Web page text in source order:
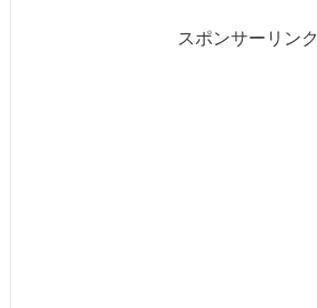
スポンサーリンク